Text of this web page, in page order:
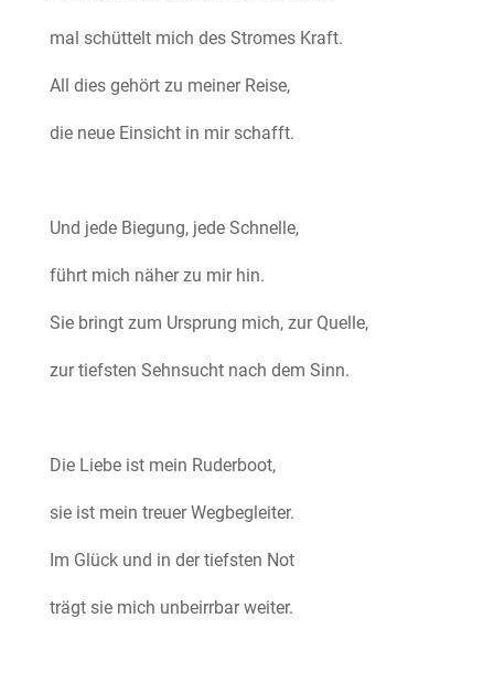
mal schüttelt mich des Stromes Kraft.
All dies gehört zu meiner Reise,
die neue Einsicht in mir schafft.
Und jede Biegung, jede Schnelle,
führt mich näher zu mir hin.
Sie bringt zum Ursprung mich, zur Quelle,
zur tiefsten Sehnsucht nach dem Sinn.
Die Liebe ist mein Ruderboot,
sie ist mein treuer Wegbegleiter.
Im Glück und in der tiefsten Not
trägt sie mich unbeirrbar weiter.